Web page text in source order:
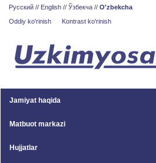
Русский // English // Ўзбекча // O'zbekcha
Oddiy ko'rinish
Kontrast ko'rinish
Jamiyat haqida
Matbuot markazi
Hujjatlar